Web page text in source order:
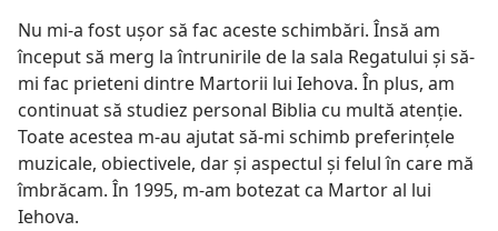
Nu mi-a fost uşor să fac aceste schimbări. Însă am
început să merg la întrunirile de la sala Regatului şi să-
mi fac prieteni dintre Martorii lui Iehova. În plus, am
continuat să studiez personal Biblia cu multă atenţie.
Toate acestea m-au ajutat să-mi schimb preferinţele
muzicale, obiectivele, dar şi aspectul şi felul în care mă
îmbrăcam. În 1995, m-am botezat ca Martor al lui
Iehova.